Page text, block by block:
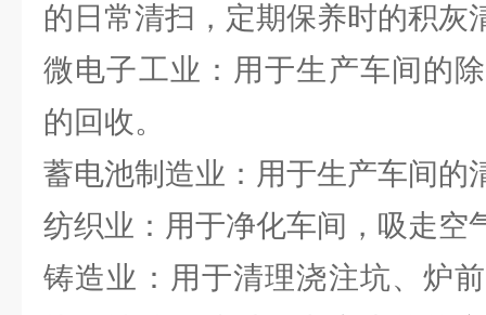
的日常清扫，定期保养时的积灰
微电子工业：用于生产车间的
的回收。
蓄电池制造业：用于生产车间的
纺织业：用于净化车间，吸走空
铸造业：用于清理浇注坑、炉